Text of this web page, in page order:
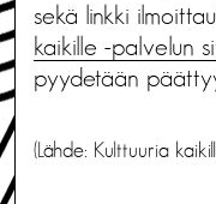
sekä linkki
kaikille -palvelun
pyydetään
(Lähde: Kulttuuria